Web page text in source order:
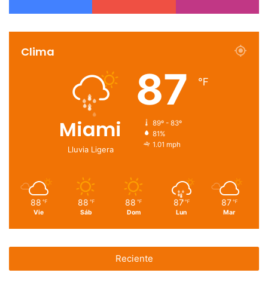
Clima
Miami
Lluvia Ligera
87 ℉
89º - 83º
81%
1.01 mph
88 ℉
Vie
88 ℉
Sáb
88 ℉
Dom
87 ℉
Lun
87 ℉
Mar
Reciente